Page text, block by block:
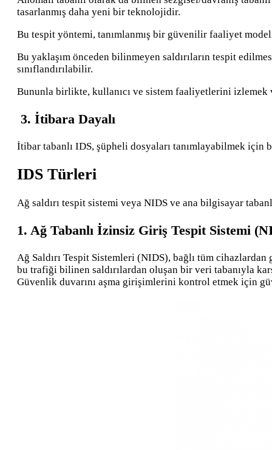
tasarlanmış daha yeni bir teknolojidir.
Bu tespit yöntemi, tanımlanmış bir güvenilir faaliyet
Bu yaklaşım önceden bilinmeyen saldırıların tespit
sınıflandırılabilir.
Bununla birlikte, kullanıcı ve sistem faaliyetlerini izlemek
3. İtibara Dayalı
İtibar tabanlı IDS, şüpheli dosyaları tanımlayabilmek için
IDS Türleri
Ağ saldırı tespit sistemi veya NIDS ve ana bilgisayar
1. Ağ Tabanlı İzinsiz Giriş Tespit Sistemi
Ağ Saldırı Tespit Sistemleri (NIDS), bağlı tüm
bu trafiği bilinen saldırılardan oluşan bir veri tabanıyla
Güvenlik duvarını aşma girişimlerini kontrol etmek için